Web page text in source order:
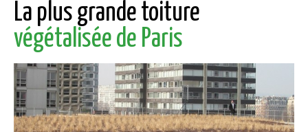
La plus grande toiture
végétalisée de Paris